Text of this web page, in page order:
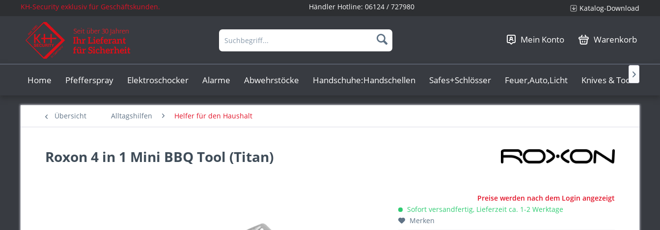
KH-Security exklusiv für Geschäftskunden. Händler Hotline: 06124 / 727980 Katalog-Download
Mein Konto Warenkorb
Home Pfefferspray Elektroschocker Alarme Abwehrstöcke Handschuhe:Handschellen Safes+Schlösser Feuer,Auto,Licht Knives & Tools

Übersicht Alltagshilfen Helfer für den Haushalt
Roxon 4 in 1 Mini BBQ Tool (Titan)
Preise werden nach dem Login angezeigt
Sofort versandfertig, Lieferzeit ca. 1-2 Werktage
Merken